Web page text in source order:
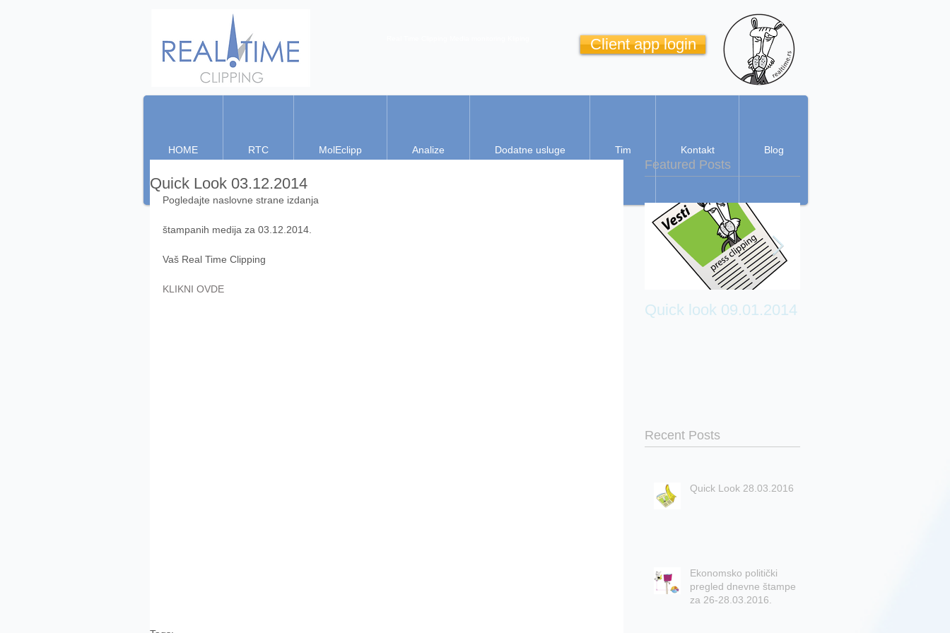
Client app login
HOME RTC MolEclipp Analize Dodatne usluge Tim Kontakt Blog
Quick Look 03.12.2014
Pogledajte naslovne strane izdanja
štampanih medija za 03.12.2014.
Vaš Real Time Clipping
KLIKNI OVDE
Featured Posts
Quick look 09.01.2014
Recent Posts
Quick Look 28.03.2016
Ekonomsko politički
pregled dnevne štampe
za 26-28.03.2016.